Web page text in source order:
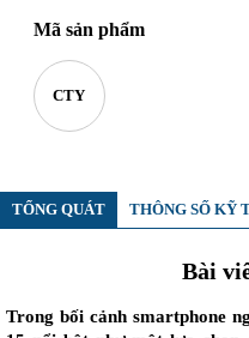
Mã sản phẩm
CTY
TỔNG QUÁT THÔNG SỐ KỸ
Bài
Trong bối cảnh smartphone